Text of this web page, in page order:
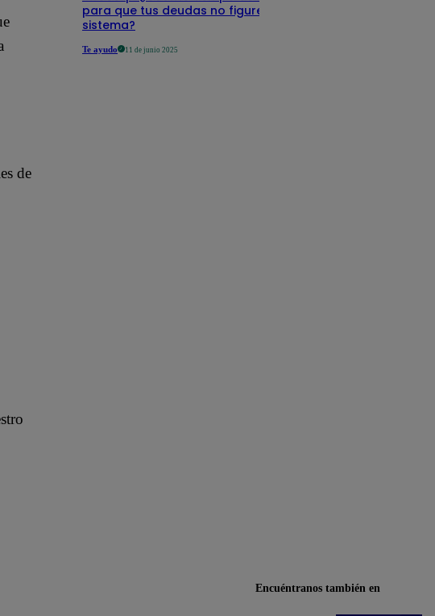
de
para que tus deudas no figuren en su
sistema?
Te ayudo 11 de junio 2025
Encuéntranos también en